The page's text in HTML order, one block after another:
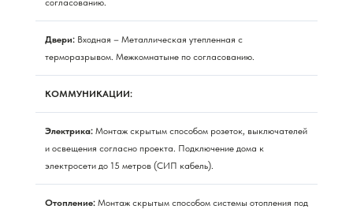
Двери: Входная – Металлическая утепленная с
терморазрывом. Межкомнатыне по согласованию.
КОММУНИКАЦИИ:
Электрика: Монтаж скрытым способом розеток, выключателей
и освещения согласно проекта. Подключение дома к
электросети до 15 метров (СИП кабель).
Отопление: Монтаж скрытым способом системы отопления под